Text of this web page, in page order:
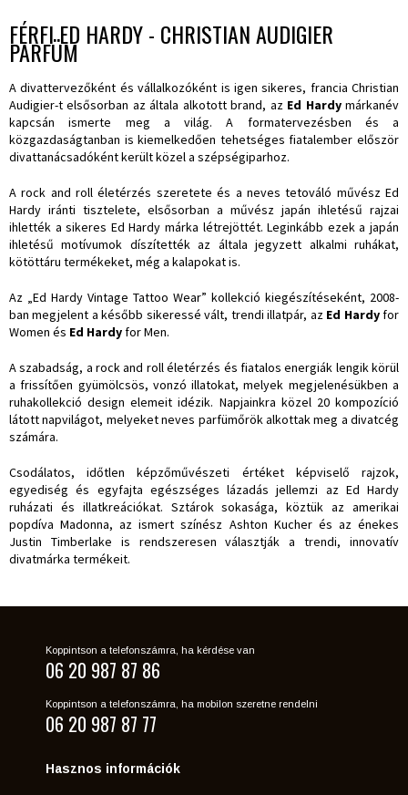
FÉRFI ED HARDY - CHRISTIAN AUDIGIER
PARFÜM
A divattervezőként és vállalkozóként is igen sikeres, francia Christian
Audigier-t elsősorban az általa alkotott brand, az Ed Hardymárkanév
kapcsán ismerte meg a világ. A formatervezésben és a
közgazdaságtanban is kiemelkedően tehetséges fiatalember először
divattanácsadóként került közel a szépségiparhoz.
A rock and roll életérzés szeretete és a neves tetováló művész Ed
Hardy iránti tisztelete, elsősorban a művész japán ihletésű rajzai
ihlették a sikeres Ed Hardy márka létrejöttét. Leginkább ezek a japán
ihletésű motívumok díszítették az általa jegyzett alkalmi ruhákat,
kötöttáru termékeket, még a kalapokat is.
Az „Ed Hardy Vintage Tattoo Wear” kollekció kiegészítéseként, 2008-
ban megjelent a később sikeressé vált, trendi illatpár, az Ed Hardyfor
Women és Ed Hardyfor Men.
A szabadság, a rock and roll életérzés és fiatalos energiák lengik körül
a frissítően gyümölcsös, vonzó illatokat, melyek megjelenésükben a
ruhakollekció design elemeit idézik. Napjainkra közel 20 kompozíció
látott napvilágot, melyeket neves parfümőrök alkottak meg a divatcég
számára.
Csodálatos, időtlen képzőművészeti értéket képviselő rajzok,
egyediség és egyfajta egészséges lázadás jellemzi az Ed Hardy
ruházati és illatkreációkat. Sztárok sokasága, köztük az amerikai
popdíva Madonna, az ismert színész Ashton Kucher és az énekes
Justin Timberlake is rendszeresen választják a trendi, innovatív
divatmárka termékeit.
Koppintson a telefonszámra, ha kérdése van
06 20 987 87 86
Koppintson a telefonszámra, ha mobilon szeretne rendelni
06 20 987 87 77
Hasznos információk